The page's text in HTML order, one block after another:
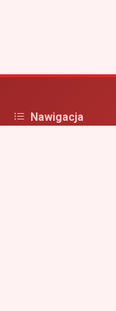
Nawigacja